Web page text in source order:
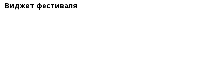
Виджет фестиваля